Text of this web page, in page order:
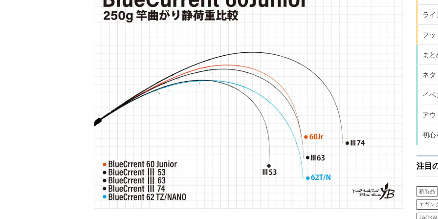
ライ
フッ
ま
ネタ
イベ
アウ
初心
注目
新製品
エギン